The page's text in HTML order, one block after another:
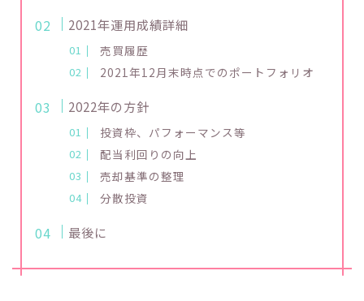
2021年運用成績詳細
売買履歴
2021年12月末時点でのポートフォリオ
2022年の方針
投資枠、パフォーマンス等
配当利回りの向上
売却基準の整理
分散投資
最後に